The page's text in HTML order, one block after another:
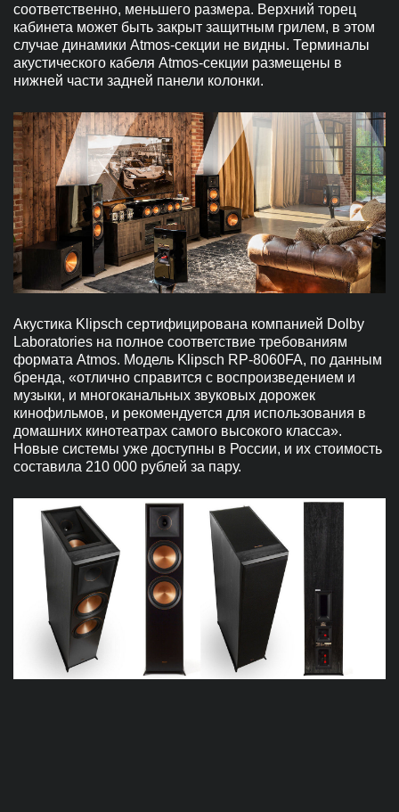
соответственно, меньшего размера. Верхний торец
кабинета может быть закрыт защитным грилем, в этом
случае динамики Atmos-секции не видны. Терминалы
акустического кабеля Atmos-секции размещены в
нижней части задней панели колонки.
Акустика Klipsch сертифицирована компанией Dolby
Laboratories на полное соответствие требованиям
формата Atmos. Модель Klipsch RP-8060FA, по данным
бренда, «отлично справится с воспроизведением и
музыки, и многоканальных звуковых дорожек
кинофильмов, и рекомендуется для использования в
домашних кинотеатрах самого высокого класса».
Новые системы уже доступны в России, и их стоимость
составила 210 000 рублей за пару.